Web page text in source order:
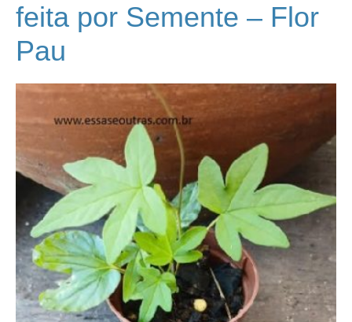
feita por Semente – Flor
Pau